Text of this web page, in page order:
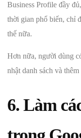
Business Profile đầy
thời gian phổ biến, chỉ
thế nữa.
Hơn nữa, người dùng
nhật danh sách và
6. Làm